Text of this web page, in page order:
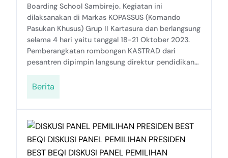
Boarding School Sambirejo. Kegiatan ini
dilaksanakan di Markas KOPASSUS (Komando
Pasukan Khusus) Grup II Kartasura dan berlangsung
selama 4 hari yaitu tanggal 18-21 Oktober 2023.
Pemberangkatan rombongan KASTRAD dari
pesantren dipimpin langsung direktur pendidikan…
Berita